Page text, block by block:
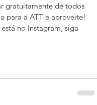
gratuitamente de todos
para a ATT e aproveite!
no Instagram, siga